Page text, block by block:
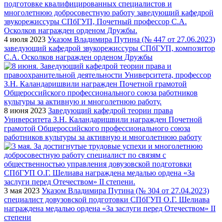
4 июля 2023 Указом Владимира Путина (№ 447 от 27.06.2023)
заведующий кафедрой звукорежиссуры СПбГУП, композитор
С.А. Осколков награжден орденом Дружбы
8 июня 2023 Заведующий кафедрой теории права
Университета З.Н. Каландаришвили награжден Почетной
грамотой Общероссийского профессионального союза
работников культуры за активную и многолетнюю работу
3 мая 2023 Указом Владимира Путина (№ 304 от 27.04.2023)
специалист довузовской подготовки СПбГУП О.Г. Шелиава
награждена медалью ордена «За заслуги перед Отечеством» II
степени